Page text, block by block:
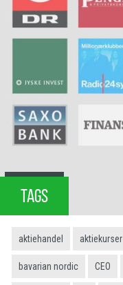
TAGS
aktiehandel aktiekurser
bavarian nordic CEO